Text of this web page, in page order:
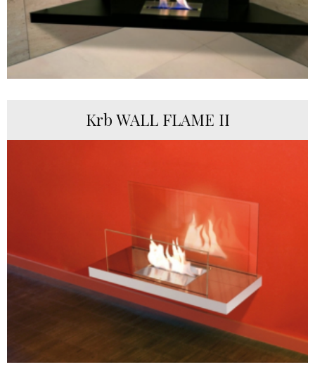
Krb WALL FLAME II